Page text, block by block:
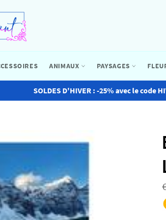
ANIMAUX PAYSAGES
SOLDES D'HIVER : -25% avec le code